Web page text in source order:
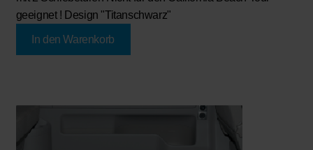
geeignet ! Design "Titanschwarz"
In den Warenkorb